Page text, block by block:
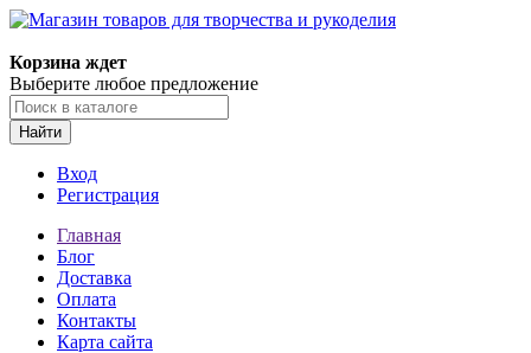
Корзина ждет
Выберите любое предложение
Найти
Вход
Регистрация
Главная
Блог
Доставка
Оплата
Контакты
Карта сайта